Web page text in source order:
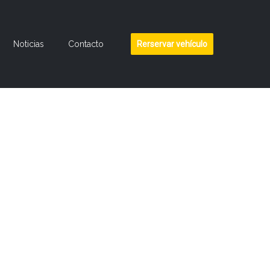
Noticias Contacto Rerservar vehículo